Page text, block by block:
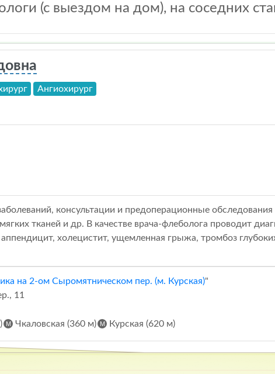
(с выездом на дом), на соседних
Ангиохирург
консультации и предоперационные
тканей и др. В качестве врача-флеболога проводит
холецистит, ущемленная грыжа, тромбоз
на 2-ом Сыромятническом пер. (м. Курская)"
11
Чкаловская (360 м) Курская (620 м)